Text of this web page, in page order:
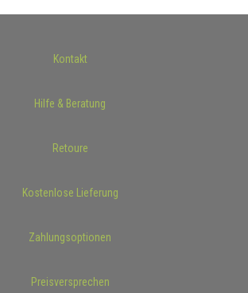
Kontakt
Hilfe & Beratung
Retoure
Kostenlose Lieferung
Zahlungsoptionen
Preisversprechen